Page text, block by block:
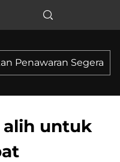
Penawaran Segera
untuk